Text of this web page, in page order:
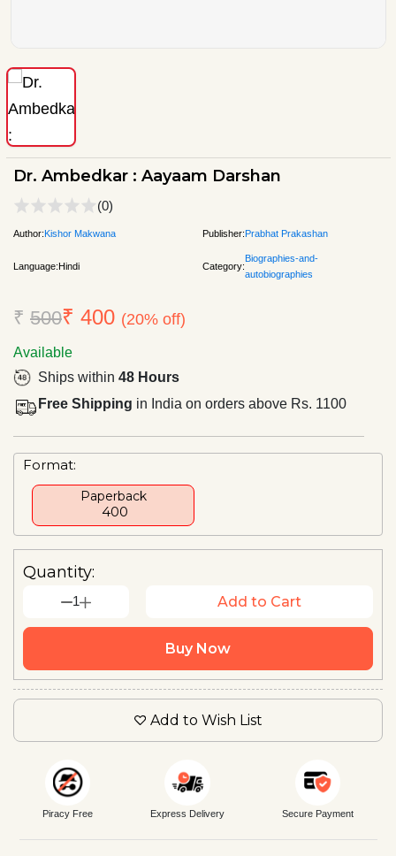
Dr. Ambedkar : Aayaam Darshan
(0)
Author:Kishor Makwana Publisher:Prabhat Prakashan
Language:Hindi Category:
Biographies-and-
autobiographies
₹ 500₹ 400 (20% off)
Available
Ships within 48 Hours
Free Shipping in India on orders above Rs. 1100
Format:
Paperback
₹ 400
Quantity:
1 Add to Cart
Buy Now
Add to Wish List
Piracy Free Express Delivery Secure Payment